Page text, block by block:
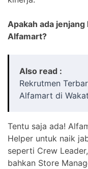
Apakah ada
Alfamart?
Also read :
Rekrutmen
Alfamart di
Tentu saja ada!
Helper untuk naik
seperti Crew
bahkan Store